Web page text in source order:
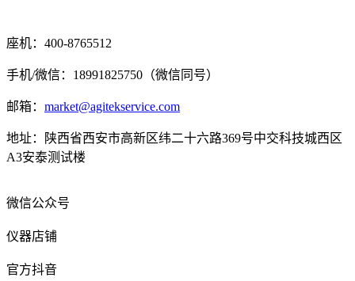
座机：400-8765512
手机/微信：18991825750（微信同号）
邮箱： market@agitekservice.com
地址：陕西省西安市高新区纬二十六路369号中交科技城西区
A3安泰测试楼
微信公众号
仪器店铺
官方抖音